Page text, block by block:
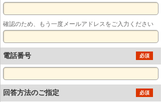
確認のため、もう一度メールアドレスをご入力ください
電話番号 必須
回答方法のご指定 必須